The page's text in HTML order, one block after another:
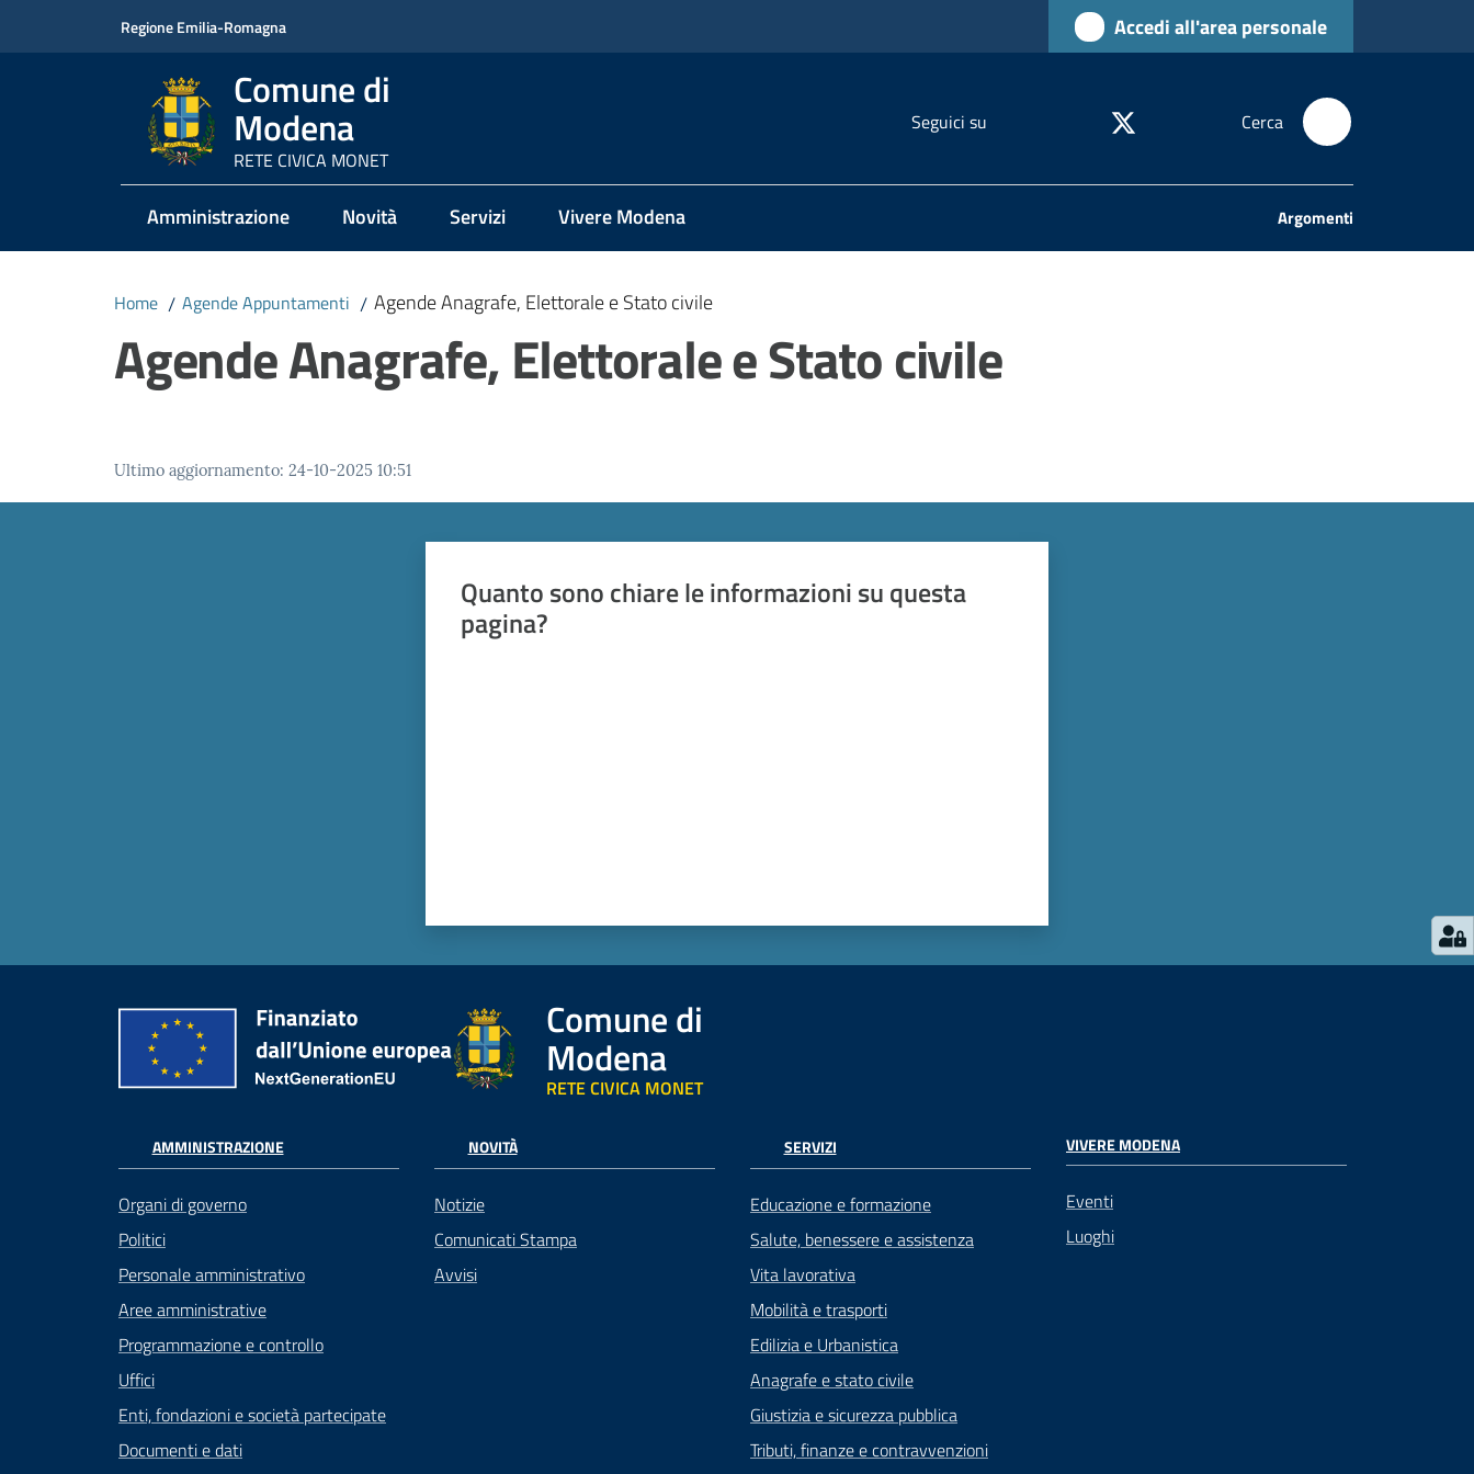
Regione Emilia-Romagna Accedi all'area personale
Comune di
Modena
RETE CIVICA MONET
Seguici su Cerca
Amministrazione Novità Servizi Vivere Modena Argomenti
Home / Agende Appuntamenti / Agende Anagrafe, Elettorale e Stato civile
Agende Anagrafe, Elettorale e Stato civile
Ultimo aggiornamento: 24-10-2025 10:51
Quanto sono chiare le informazioni su questa
pagina?
Comune di
Modena
RETE CIVICA MONET
AMMINISTRAZIONE
Organi di governo
Politici
Personale amministrativo
Aree amministrative
Programmazione e controllo
Uffici
Enti, fondazioni e società partecipate
Documenti e dati
NOVITÀ
Notizie
Comunicati Stampa
Avvisi
SERVIZI
Educazione e formazione
Salute, benessere e assistenza
Vita lavorativa
Mobilità e trasporti
Edilizia e Urbanistica
Anagrafe e stato civile
Giustizia e sicurezza pubblica
Tributi, finanze e contravvenzioni
VIVERE MODENA
Eventi
Luoghi